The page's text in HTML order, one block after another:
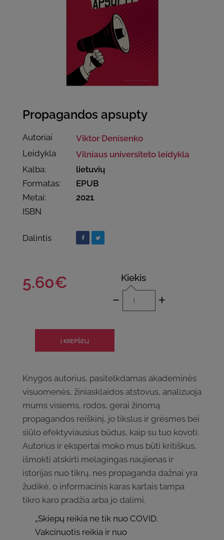
Propagandos apsupty
Autoriai
Viktor Denisenko
Leidykla
Vilniaus universiteto leidykla
Kalba:
lietuvių
Formatas:
EPUB
Metai:
2021
ISBN
Dalintis
5.60€ Kiekis
- +
Knygos autorius, pasitelkdamas akademinės
visuomenės, žiniasklaidos atstovus, analizuoja
mums visiems, rodos, gerai žinomą
propagandos reiškinį, jo tikslus ir grėsmes bei
siūlo efektyviausius būdus, kaip su tuo kovoti.
Autorius ir ekspertai moko mus būti kritiškus,
išmokti atskirti melagingas naujienas ir
istorijas nuo tikrų, nes propaganda dažnai yra
žudikė, o informacinis karas kartais tampa
tikro karo pradžia arba jo dalimi.
„Skiepų reikia ne tik nuo COVID.
Vakcinuotis reikia ir nuo